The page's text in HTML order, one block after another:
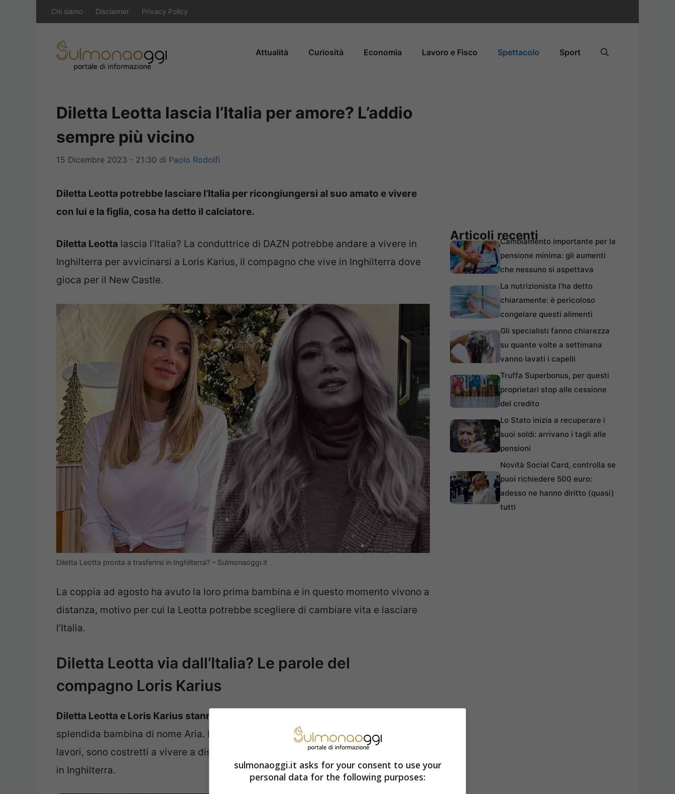
Chi siamo Disclaimer Privacy Policy
Attualità Curiosità Economia Lavoro e Fisco Spettacolo Sport
Diletta Leotta lascia l’Italia per amore? L’addio
sempre più vicino
15 Dicembre 2023 - 21:30 di Paolo Rodolfi
Diletta Leotta potrebbe lasciare l’Italia per ricongiungersi al suo amato e vivere
con lui e la figlia, cosa ha detto il calciatore.
Diletta Leotta lascia l’Italia? La conduttrice di DAZN potrebbe andare a vivere in
Inghilterra per avvicinarsi a Loris Karius, il compagno che vive in Inghilterra dove
gioca per il New Castle.
Diletta Leotta pronta a trasferirsi in Inghilterra? – Sulmonaoggi.it
La coppia ad agosto ha avuto la loro prima bambina e in questo momento vivono a
distanza, motivo per cui la Leotta potrebbe scegliere di cambiare vita e lasciare
l’Italia.
Diletta Leotta via dall’Italia? Le parole del
compagno Loris Karius
Diletta Leotta e Loris Karius stanno assieme ormai da un po’
splendida bambina di nome Aria. In questo momento però, a causa dei rispettivi
lavori, sono costretti a vivere a distanza. La Leotta è a Milano, mentre il calciatore
in Inghilterra.
Articoli recentiCambiamento importante per la
pensione minima: gli aumenti
che nessuno si aspettava
La nutrizionista l’ha detto
chiaramente: è pericoloso
congelare questi alimenti
Gli specialisti fanno chiarezza
su quante volte a settimana
vanno lavati i capelli
Truffa Superbonus, per questi
proprietari stop alle cessione
del credito
Lo Stato inizia a recuperare i
suoi soldi: arrivano i tagli alle
pensioni
Novità Social Card, controlla se
puoi richiedere 500 euro:
adesso ne hanno diritto (quasi)
tutti
sulmonaoggi.it asks for your consent to use your
personal data for the following purposes: